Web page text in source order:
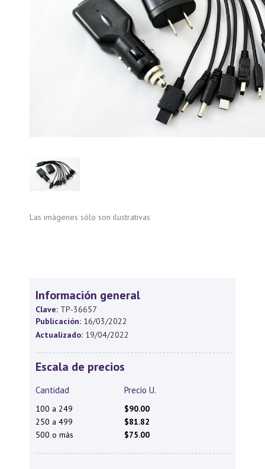
Las imágenes sólo son ilustrativas
Información general
Clave: TP-36657
Publicación: 16/03/2022
Actualizado: 19/04/2022
Escala de precios
Cantidad Precio U.
100 a 249
$90.00
250 a 499
$81.82
500 o más
$75.00